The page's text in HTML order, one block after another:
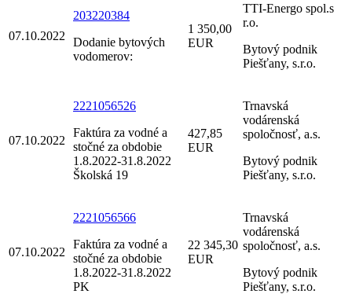
07.10.2022
203220384
Dodanie bytových
vodomerov:
1 350,00
EUR
TTI-Energo spol.s
r.o.
Bytový podnik
Piešťany, s.r.o.
07.10.2022
2221056526
Faktúra za vodné a
stočné za obdobie
1.8.2022-31.8.2022
Školská 19
427,85
EUR
Trnavská
vodárenská
spoločnosť, a.s.
Bytový podnik
Piešťany, s.r.o.
07.10.2022
2221056566
Faktúra za vodné a
stočné za obdobie
1.8.2022-31.8.2022
PK
22 345,30
EUR
Trnavská
vodárenská
spoločnosť, a.s.
Bytový podnik
Piešťany, s.r.o.